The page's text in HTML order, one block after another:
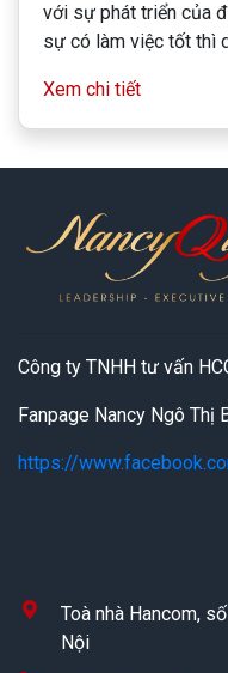
với sự phát triển của
sự có làm việc tốt thì
quản lý nhân sự vừa
vừa cần tính nguyên
Xem chi tiết
Công ty TNHH tư vấn
Fanpage Nancy Ngô Thị
https://
Toà nhà Hancom,
Nội